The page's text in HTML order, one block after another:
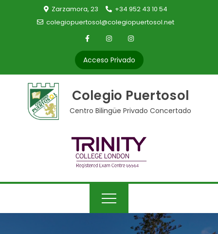
Zarzamora, 23
+34 952 43 10 54
colegiopuertosol@colegiopuertosol.net
Acceso Privado
Colegio Puertosol
Centro Bilingüe Privado Concertado